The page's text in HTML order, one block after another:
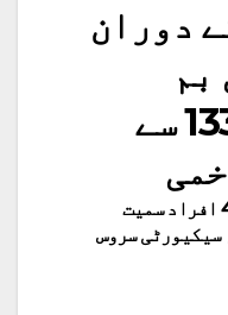
دوران
بم
حملے،ہلاکتیں133 سے
کنسرٹ ہال پر حملے میں ملوث 4 افراد سمیت
سیکیورٹی سروس